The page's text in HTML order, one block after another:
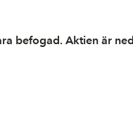
befogad. Aktien är